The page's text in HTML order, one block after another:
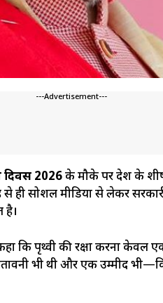
---Advertisement---
दिवस 2026के मौके पर देश के
ही सोशल मीडिया से लेकर
है।
कि पृथ्वी की रक्षा करना केवल
चेतावनी भी थी और एक उम्मीद